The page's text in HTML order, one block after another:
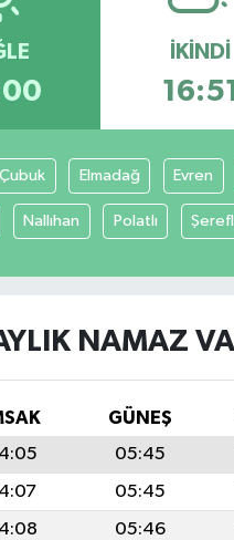
İKINDI
16:51
Çubuk Elmadağ Evren
Nallıhan Polatlı
NAMAZ
GÜNEŞ
05:45
05:45
05:46